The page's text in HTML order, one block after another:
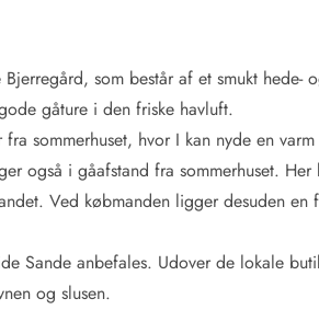
som består af et smukt hede-
gåture i den friske havluft.
sommerhuset, hvor I kan nyde en
også i gåafstand fra sommerhuset.
Ved købmanden ligger desuden en
Sande anbefales. Udover de lokale
og slusen.